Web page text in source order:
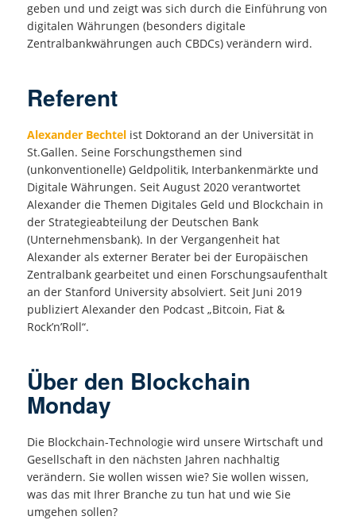
geben und und zeigt was sich durch die Einführung von
digitalen Währungen (besonders digitale
Zentralbankwährungen auch CBDCs) verändern wird.
Referent
Alexander Bechtelist Doktorand an der Universität in
St.Gallen. Seine Forschungsthemen sind
(unkonventionelle) Geldpolitik, Interbankenmärkte und
Digitale Währungen. Seit August 2020 verantwortet
Alexander die Themen Digitales Geld und Blockchain in
der Strategieabteilung der Deutschen Bank
(Unternehmensbank). In der Vergangenheit hat
Alexander als externer Berater bei der Europäischen
Zentralbank gearbeitet und einen Forschungsaufenthalt
an der Stanford University absolviert. Seit Juni 2019
publiziert Alexander den Podcast „Bitcoin, Fiat &
Rock’n’Roll“.
Über den Blockchain
Monday
Die Blockchain-Technologie wird unsere Wirtschaft und
Gesellschaft in den nächsten Jahren nachhaltig
verändern. Sie wollen wissen wie? Sie wollen wissen,
was das mit Ihrer Branche zu tun hat und wie Sie
umgehen sollen?